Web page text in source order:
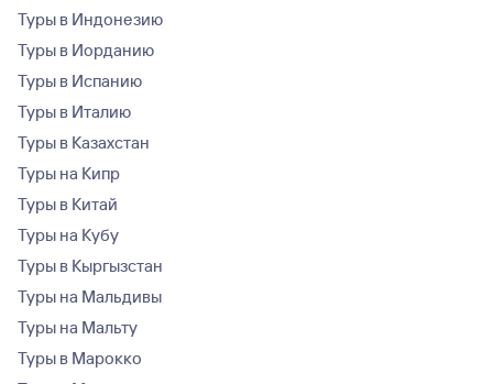
Туры в Индонезию
Туры в Иорданию
Туры в Испанию
Туры в Италию
Туры в Казахстан
Туры на Кипр
Туры в Китай
Туры на Кубу
Туры в Кыргызстан
Туры на Мальдивы
Туры на Мальту
Туры в Марокко